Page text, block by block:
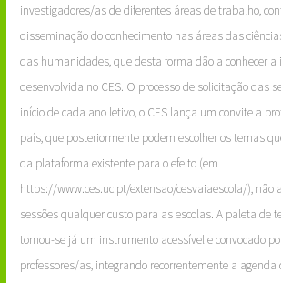
investigadores/as de diferentes áreas de trabalho,
disseminação do conhecimento nas áreas das
das humanidades, que desta forma dão a conhecer a
desenvolvida no CES. O processo de solicitação das
início de cada ano letivo, o CES lança um convite a
país, que posteriormente podem escolher os temas
da plataforma existente para o efeito (em
https://www.ces.uc.pt/extensao/cesvaiaescola/), não
sessões qualquer custo para as escolas. A paleta de
tornou-se já um instrumento acessível e convocado
professores/as, integrando recorrentemente a agenda